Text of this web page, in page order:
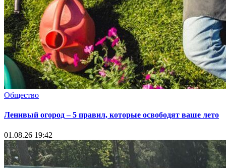
Общество
Ленивый огород – 5 правил, которые освободят ваше лето
01.08.26 19:42